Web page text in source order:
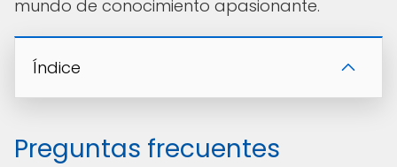
mundo de conocimiento apasionante.
Índice
Preguntas frecuentes